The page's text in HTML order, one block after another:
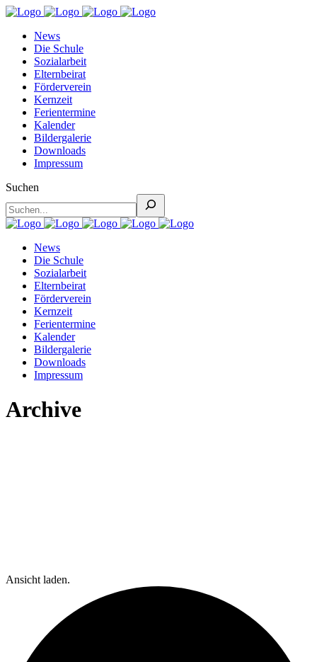
News
Die Schule
Sozialarbeit
Elternbeirat
Förderverein
Kernzeit
Ferientermine
Kalender
Bildergalerie
Downloads
Impressum
Suchen
News
Die Schule
Sozialarbeit
Elternbeirat
Förderverein
Kernzeit
Ferientermine
Kalender
Bildergalerie
Downloads
Impressum
Archive
Ansicht laden.